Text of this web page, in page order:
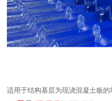
适用于结构基层为现浇混凝土板的